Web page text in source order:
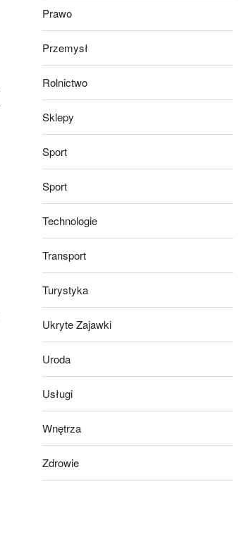
Prawo
Przemysł
Rolnictwo
Sklepy
Sport
Sport
Technologie
Transport
Turystyka
Ukryte Zajawki
Uroda
Usługi
Wnętrza
Zdrowie